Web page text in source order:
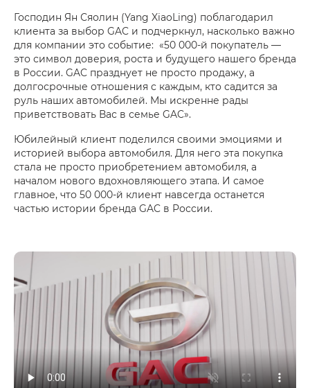
Господин Ян Сяолин (Yang XiaoLing) поблагодарил
клиента за выбор GAC и подчеркнул, насколько важно
для компании это событие: «50 000-й покупатель —
это символ доверия, роста и будущего нашего бренда
в России. GAC празднует не просто продажу, а
долгосрочные отношения с каждым, кто садится за
руль наших автомобилей. Мы искренне рады
приветствовать Вас в семье GAC».
Юбилейный клиент поделился своими эмоциями и
историей выбора автомобиля. Для него эта покупка
стала не просто приобретением автомобиля, а
началом нового вдохновляющего этапа. И самое
главное, что 50 000-й клиент навсегда останется
частью истории бренда GAC в России.